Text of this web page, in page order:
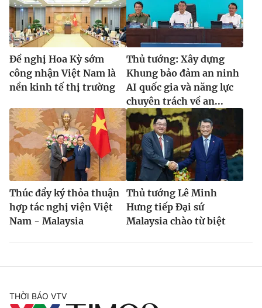
Đề nghị Hoa Kỳ sớm
công nhận Việt Nam là
nền kinh tế thị trường
Thủ tướng: Xây dựng
Khung bảo đảm an ninh
AI quốc gia và năng lực
chuyên trách về an...
Thúc đẩy ký thỏa thuận
hợp tác nghị viện Việt
Nam - Malaysia
Thủ tướng Lê Minh
Hưng tiếp Đại sứ
Malaysia chào từ biệt
THỜI BÁO VTV